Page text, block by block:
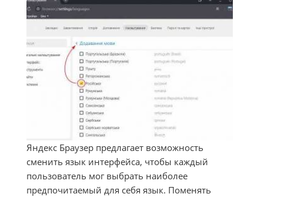
Яндекс Браузер предлагает возможность
сменить язык интерфейса, чтобы каждый
пользователь мог выбрать наиболее
предпочитаемый для себя язык. Поменять